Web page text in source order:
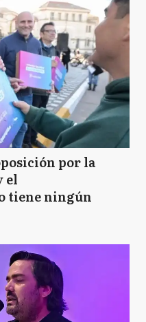
por la
el
tiene ningún